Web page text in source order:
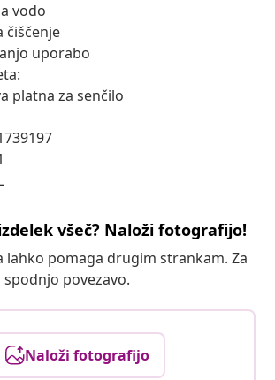
vodo
čiščenje
uporabo
platna za senčilo
všeč? Naloži fotografijo!
lahko pomaga drugim strankam. Za
povezavo.
Naloži fotografijo